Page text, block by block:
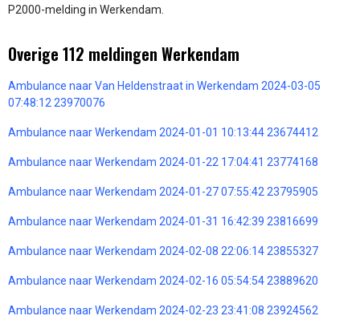
P2000-melding in Werkendam.
Overige 112 meldingen Werkendam
Ambulance naar Van Heldenstraat in Werkendam 2024-03-05
07:48:12 23970076
Ambulance naar Werkendam 2024-01-01 10:13:44 23674412
Ambulance naar Werkendam 2024-01-22 17:04:41 23774168
Ambulance naar Werkendam 2024-01-27 07:55:42 23795905
Ambulance naar Werkendam 2024-01-31 16:42:39 23816699
Ambulance naar Werkendam 2024-02-08 22:06:14 23855327
Ambulance naar Werkendam 2024-02-16 05:54:54 23889620
Ambulance naar Werkendam 2024-02-23 23:41:08 23924562